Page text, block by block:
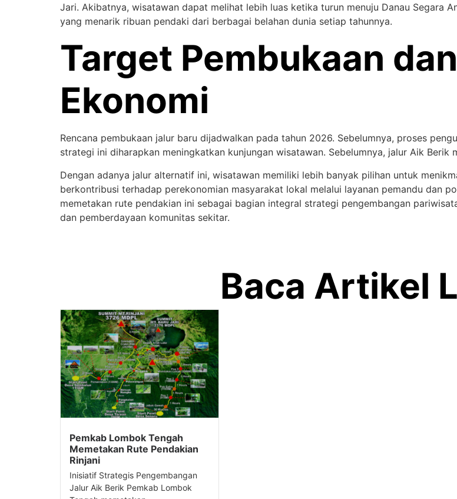
Jari. Akibatnya, wisatawan dapat melihat lebih luas ketika turun menuju Danau Segara
yang menarik ribuan pendaki dari berbagai belahan dunia setiap tahunnya.
Target Pembukaan
Ekonomi
Rencana pembukaan jalur baru dijadwalkan pada tahun 2026. Sebelumnya, proses
strategi ini diharapkan meningkatkan kunjungan wisatawan. Sebelumnya, jalur Aik Berik
Dengan adanya jalur alternatif ini, wisatawan memiliki lebih banyak pilihan untuk
berkontribusi terhadap perekonomian masyarakat lokal melalui layanan pemandu dan
memetakan rute pendakian ini sebagai bagian integral strategi pengembangan
dan pemberdayaan komunitas sekitar.
Baca Artikel
Pemkab Lombok Tengah
Memetakan Rute Pendakian
Rinjani
Inisiatif Strategis Pengembangan
Jalur Aik Berik Pemkab Lombok